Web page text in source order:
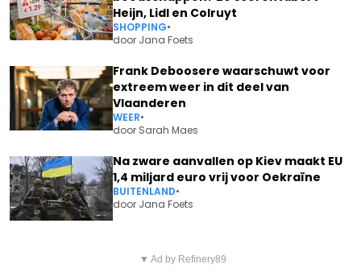
Heijn, Lidl en Colruyt
SHOPPING•
door Jana Foets
Frank Deboosere waarschuwt voor
extreem weer in dit deel van
Vlaanderen
WEER•
door Sarah Maes
Na zware aanvallen op Kiev maakt EU
1,4 miljard euro vrij voor Oekraïne
BUITENLAND•
door Jana Foets
LEEN DENDIEVEL DOET ERG
▼ Ad by Refinery89